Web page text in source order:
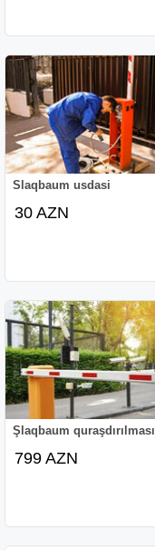
Slaqbaum usdasi
30 AZN
Şlaqbaum quraşdırılması
799 AZN